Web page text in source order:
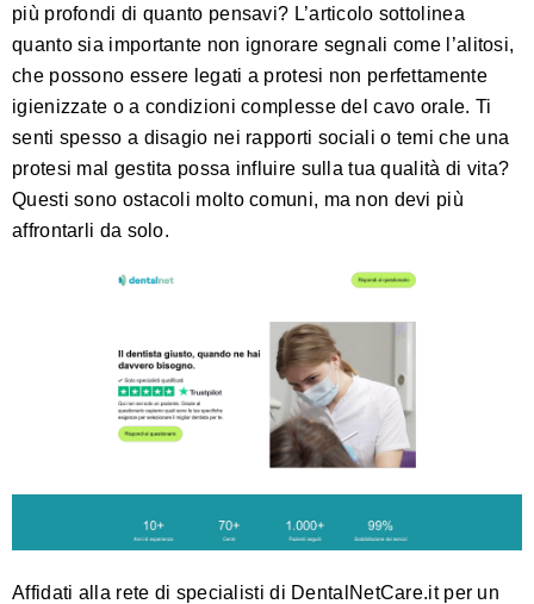
più profondi di quanto pensavi? L’articolo sottolinea
quanto sia importante non ignorare segnali come l’alitosi,
che possono essere legati a protesi non perfettamente
igienizzate o a condizioni complesse del cavo orale. Ti
senti spesso a disagio nei rapporti sociali o temi che una
protesi mal gestita possa influire sulla tua qualità di vita?
Questi sono ostacoli molto comuni, ma non devi più
affrontarli da solo.
Affidati alla rete di specialisti di DentalNetCare.itper un